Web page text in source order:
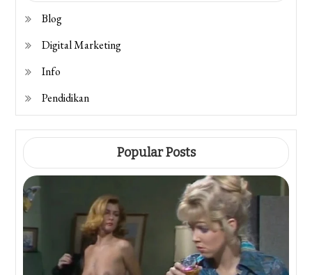
Blog
Digital Marketing
Info
Pendidikan
Popular Posts